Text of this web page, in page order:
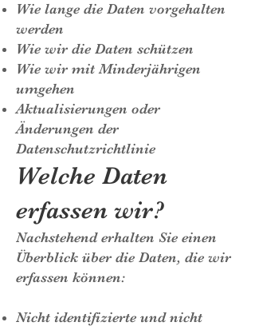
Wie lange die Daten vorgehalten
werden
Wie wir die Daten schützen
Wie wir mit Minderjährigen
umgehen
Aktualisierungen oder
Änderungen der
Datenschutzrichtlinie
Welche Daten
erfassen wir?
Nachstehend erhalten Sie einen
Überblick über die Daten, die wir
erfassen können:
Nicht identifizierte und nicht